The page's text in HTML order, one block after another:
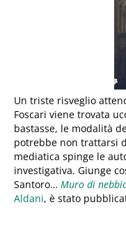
Un triste risveglio
Foscari viene trovata
bastasse, le modalità
potrebbe non trattarsi
mediatica spinge le
investigativa. Giunge
Santoro… Muro di
Aldani, è stato